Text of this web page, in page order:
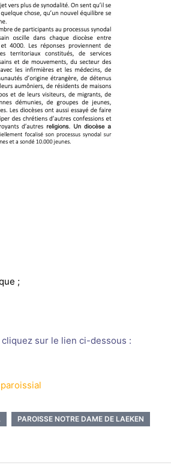
;
sur le lien ci-dessous :
PAROISSE NOTRE DAME DE LAEKEN